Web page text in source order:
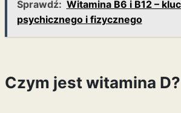
Sprawdź: Witamina B6 i B12 –
psychicznego i fizycznego
Czym jest witamina D?